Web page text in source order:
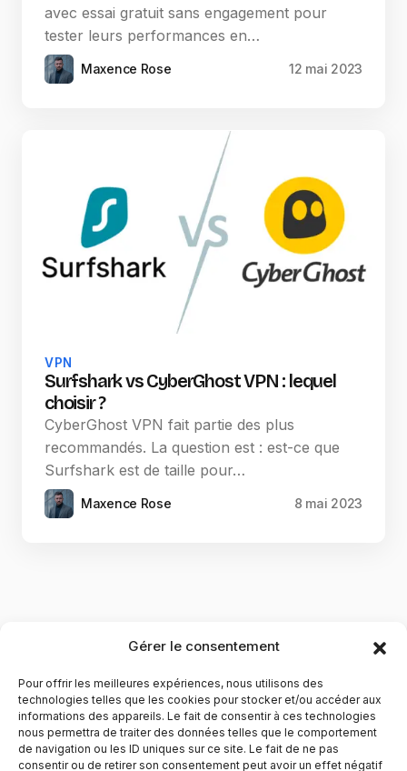
Gérer le consentement
Pour offrir les meilleures expériences, nous utilisons des
technologies telles que les cookies pour stocker et/ou accéder aux
informations des appareils. Le fait de consentir à ces technologies
nous permettra de traiter des données telles que le comportement
de navigation ou les ID uniques sur ce site. Le fait de ne pas
consentir ou de retirer son consentement peut avoir un effet négatif
avec essai gratuit sans engagement pour
tester leurs performances en…
Maxence Rose 12 mai 2023
VPN
Surfshark vs CyberGhost VPN : lequel
choisir ?
CyberGhost VPN fait partie des plus
recommandés. La question est : est-ce que
Surfshark est de taille pour…
Maxence Rose 8 mai 2023
YubiGeek est un média français dédié aux nouvelles